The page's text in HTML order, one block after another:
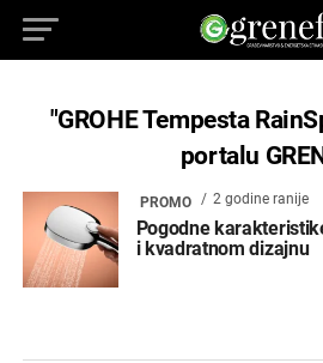
"GROHE Tempesta
portalu
PROMO 2 godine ranije
Pogodne
i kvadratnom dizajnu